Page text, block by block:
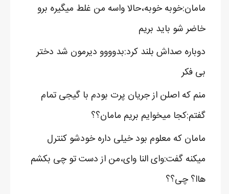
مامان:خوبه خوبه،حالا واسه من غلط میگیره برو
خاضر شو باید بریم
دوباره صداش بلند کرد:بدوووو دیرمون شد دختر
بی فکر
منم که اصلن از جریان پرت بودم با گیجی تمام
گفتم:کجا میخوایم بریم مامان؟؟
مامان که معلوم بود خیلی داره خودشو کنترل
میکنه گفت:وای النا وای،من از دست تو چی بکشم
هاا؟ چی؟؟